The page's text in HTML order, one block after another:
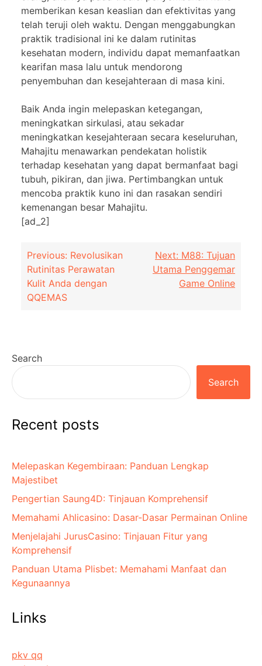
memberikan kesan keaslian dan efektivitas yang
telah teruji oleh waktu. Dengan menggabungkan
praktik tradisional ini ke dalam rutinitas
kesehatan modern, individu dapat memanfaatkan
kearifan masa lalu untuk mendorong
penyembuhan dan kesejahteraan di masa kini.
Baik Anda ingin melepaskan ketegangan,
meningkatkan sirkulasi, atau sekadar
meningkatkan kesejahteraan secara keseluruhan,
Mahajitu menawarkan pendekatan holistik
terhadap kesehatan yang dapat bermanfaat bagi
tubuh, pikiran, dan jiwa. Pertimbangkan untuk
mencoba praktik kuno ini dan rasakan sendiri
kemenangan besar Mahajitu.
[ad_2]
Post
navigation
Previous: Revolusikan
Rutinitas Perawatan
Kulit Anda dengan
QQEMAS
Next: M88: Tujuan
Utama Penggemar
Game Online
Search
Search
Recent posts
Melepaskan Kegembiraan: Panduan Lengkap
Majestibet
Pengertian Saung4D: Tinjauan Komprehensif
Memahami Ahlicasino: Dasar-Dasar Permainan Online
Menjelajahi JurusCasino: Tinjauan Fitur yang
Komprehensif
Panduan Utama Plisbet: Memahami Manfaat dan
Kegunaannya
Links
pkv qq